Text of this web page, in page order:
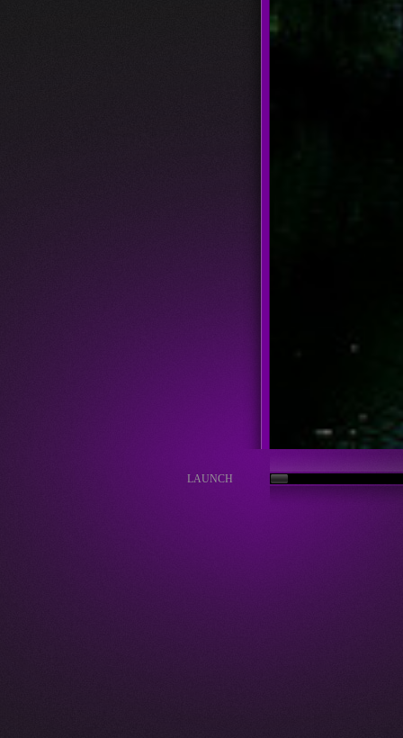
LAUNCH